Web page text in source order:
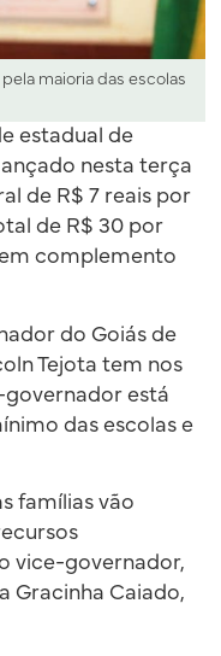
maioria das escolas
estadual de
nesta terça
de R$ 7 reais por
de R$ 30 por
complemento
do Goiás de
Tejota tem nos
governador está
das escolas e
famílias vão
vice-governador,
Gracinha Caiado,